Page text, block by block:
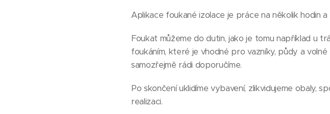
Aplikace foukané izolace je práce na několik hodin
Foukat můžeme do dutin, jako je tomu například u
foukáním, které je vhodné pro vazníky, půdy a
samozřejmě rádi doporučíme.
Po skončení uklidíme vybavení, zlikvidujeme obaly,
realizaci.